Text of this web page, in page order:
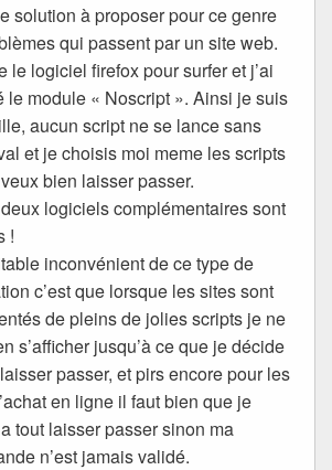
solution à proposer pour ce genre
qui passent par un site web.
le logiciel firefox pour surfer et j’ai
le module « Noscript ». Ainsi je suis
aucun script ne se lance sans
et je choisis moi meme les scripts
bien laisser passer.
logiciels complémentaires sont
!
inconvénient de ce type de
c’est que lorsque les sites sont
de pleins de jolies scripts je ne
s’afficher jusqu’à ce que je décide
passer, et pirs encore pour les
en ligne il faut bien que je
tout laisser passer sinon ma
n’est jamais validé.